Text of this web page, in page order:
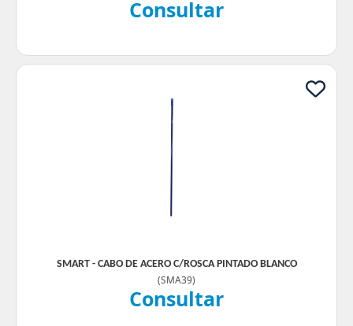
Consultar
SMART - CABO DE ACERO C/ROSCA PINTADO BLANCO
(SMA39)
Consultar